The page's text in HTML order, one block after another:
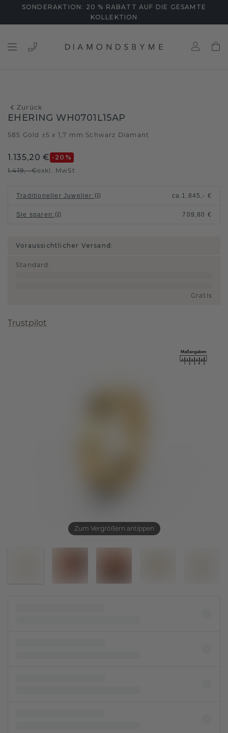
SONDERAKTION: 20 % RABATT AUF DIE GESAMTE
KOLLEKTION
Zurück
Zum Vergrößern antippen
EHERING WH0701L15AP
585 Gold ±5 x 1,7 mm Schwarz Diamant
1.135,20 € -20 %
1.419,- €exkl. MwSt
Traditioneller Juwelier : ca. 1.845,- €
Sie sparen : 709,80 €
Voraussichtlicher Versand:
Standard :
Gratis
Trustpilot